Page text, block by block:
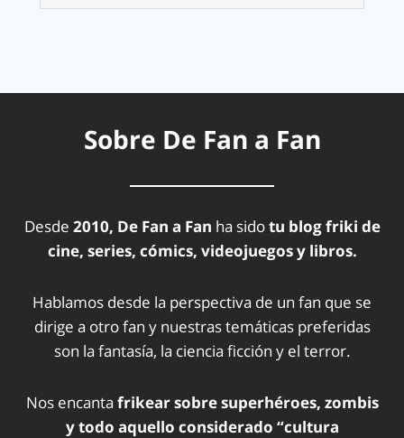
Sobre De Fan a Fan
Desde 2010, De Fan a Fan ha sidotu blog friki de
cine, series, cómics, videojuegos y libros.
Hablamos desde la perspectiva de un fan que se
dirige a otro fan y nuestras temáticas preferidas
son la fantasía, la ciencia ficción y el terror.
Nos encanta frikear sobre superhéroes, zombis
y todo aquello considerado “cultura